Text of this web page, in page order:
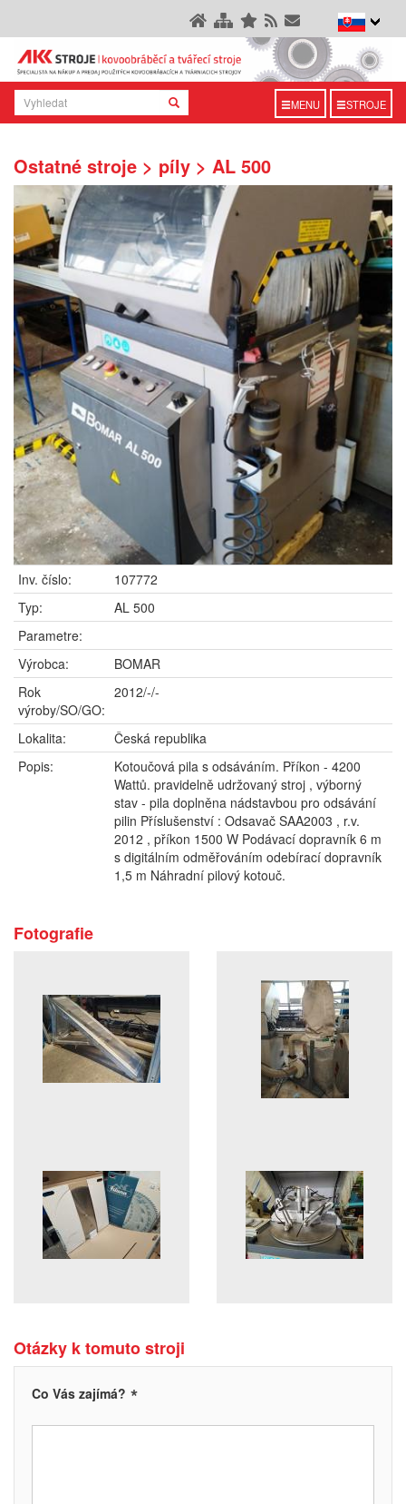
MENU STROJE
Ostatné stroje > píly > AL 500
Inv. číslo:
107772
Typ:
AL 500
Parametre:
Výrobca:
BOMAR
Rok
výroby/SO/GO:
2012/-/-
Lokalita:
Česká republika
Popis:
Kotoučová pila s odsáváním. Příkon - 4200
Wattů. pravidelně udržovaný stroj , výborný
stav - pila doplněna nádstavbou pro odsávání
pilin Příslušenství : Odsavač SAA2003 , r.v.
2012 , příkon 1500 W Podávací dopravník 6 m
s digitálním odměřováním odebírací dopravník
1,5 m Náhradní pilový kotouč.
Fotografie
Otázky k tomuto stroji
Co Vás zajímá? *